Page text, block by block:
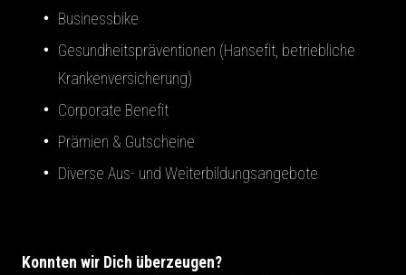
Businessbike
Gesundheitspräventionen (Hansefit, betriebliche
Krankenversicherung)
Corporate Benefit
Prämien & Gutscheine
Diverse Aus- und Weiterbildungsangebote
Konnten wir Dich überzeugen?